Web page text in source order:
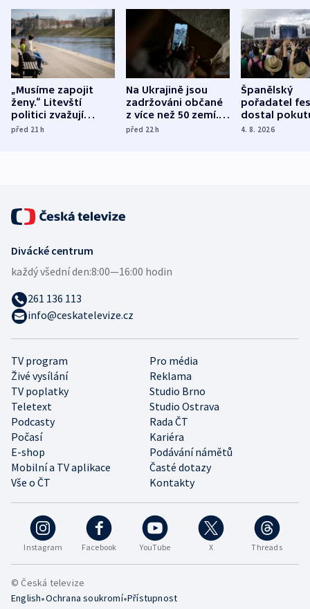
„Musíme zapojit
ženy.“ Litevští
politici zvažují
dohodu o
před 21h
Na Ukrajině jsou
zadržováni občané
z více než 50 zemí.
Bojovali na straně
před 22h
Španělský
pořadatel
dostal
nekalé
4. 8. 2026
Instagram Facebook YouTube X Threads
TV program
Pro média
Živé vysílání
Reklama
TV poplatky
Studio Brno
Teletext
Studio Ostrava
Podcasty
Rada ČT
Počasí
Kariéra
E-shop
Podávání námětů
Mobilní a TV aplikace
Časté dotazy
Vše o ČT
Kontakty
Divácké centrum
každý všední den:8:00—16:00 hodin
261 136 113
info@ceskatelevize.cz
© Česká televize
English•Ochrana soukromí•Přístupnost